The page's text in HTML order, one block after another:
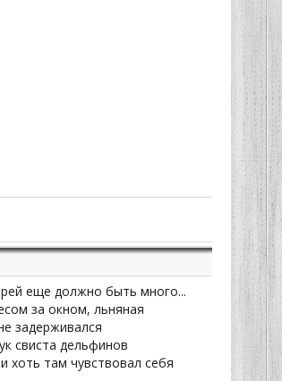
еще должно быть много...
за окном, льняная
задерживался
свиста дельфинов
хоть там чувствовал себя